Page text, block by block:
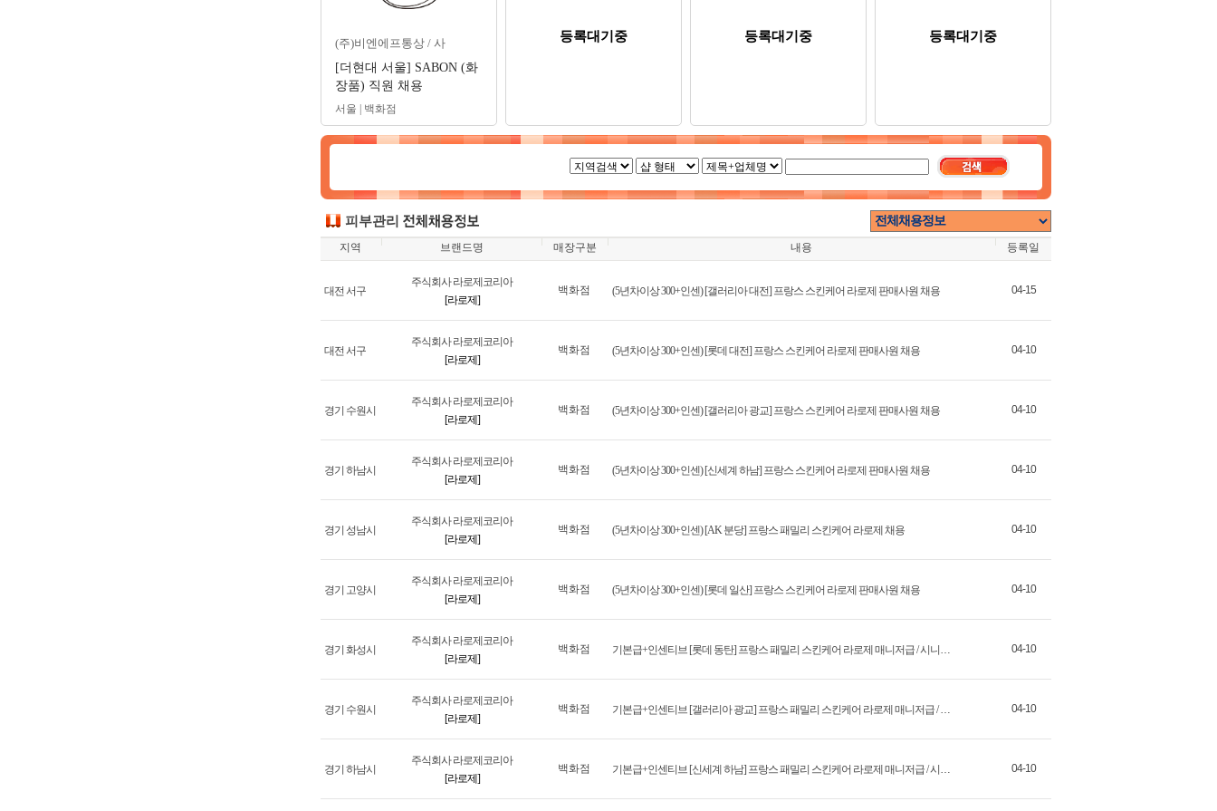
(주)비엔에프통상 / 사
[더현대 서울] SABON (화
장품) 직원 채용
서울 | 백화점
등록대기중 등록대기중 등록대기중
피부관리
지역 브랜드명 매장구분 내용 등록일
대전 서구
주식회사 라로제코리아
[라로제]
백화점 (5년차이상 300+인센) [갤러리아 대전] 프랑스 스킨케어 라로제 판매사원 채용 04-15
대전 서구
주식회사 라로제코리아
[라로제]
백화점 (5년차이상 300+인센) [롯데 대전] 프랑스 스킨케어 라로제 판매사원 채용 04-10
경기 수원시
주식회사 라로제코리아
[라로제]
백화점 (5년차이상 300+인센) [갤러리아 광교] 프랑스 스킨케어 라로제 판매사원 채용 04-10
경기 하남시
주식회사 라로제코리아
[라로제]
백화점 (5년차이상 300+인센) [신세계 하남] 프랑스 스킨케어 라로제 판매사원 채용 04-10
경기 성남시
주식회사 라로제코리아
[라로제]
백화점 (5년차이상 300+인센) [AK 분당] 프랑스 패밀리 스킨케어 라로제 채용 04-10
경기 고양시
주식회사 라로제코리아
[라로제]
백화점 (5년차이상 300+인센) [롯데 일산] 프랑스 스킨케어 라로제 판매사원 채용 04-10
경기 화성시
주식회사 라로제코리아
[라로제]
백화점 기본급+인센티브 [롯데 동탄] 프랑스 패밀리 스킨케어 라로제 매니저급 / 시니어급 / 주니어급 채용 04-10
경기 수원시
주식회사 라로제코리아
[라로제]
백화점 기본급+인센티브 [갤러리아 광교] 프랑스 패밀리 스킨케어 라로제 매니저급 / 시니어급 / 주니어급 채용 04-10
경기 하남시
주식회사 라로제코리아
[라로제]
백화점 기본급+인센티브 [신세계 하남] 프랑스 패밀리 스킨케어 라로제 매니저급 / 시니어급 / 주니어급 채용 04-10